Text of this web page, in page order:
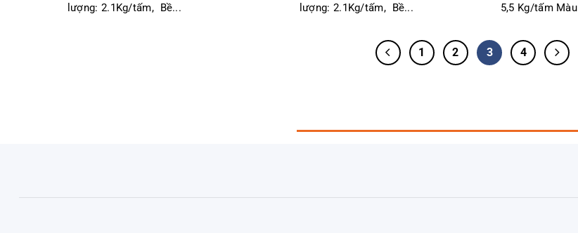
lượng: 2.1Kg/tấm, Bề...
lượng: 2.1Kg/tấm, Bề...
5,5 Kg/tấm
1 2 3 4